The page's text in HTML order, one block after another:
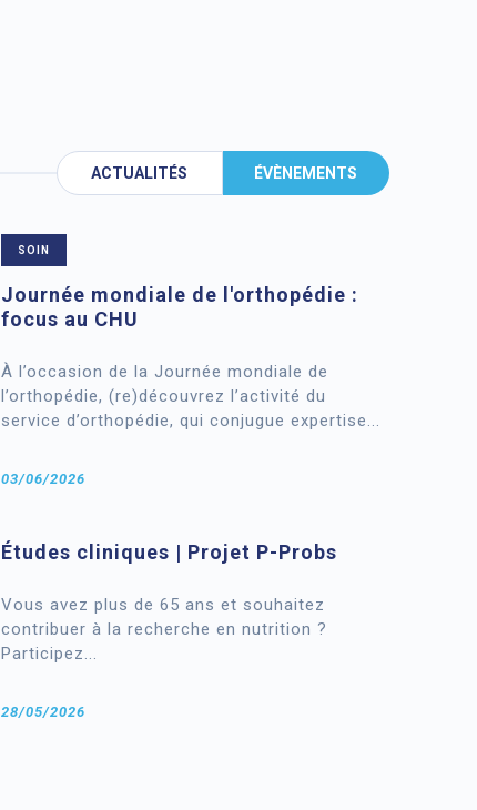
ACTUALITÉS ÉVÈNEMENTS
SOIN
Journée mondiale de l'orthopédie :
focus au CHU
À l’occasion de la Journée mondiale de
l’orthopédie, (re)découvrez l’activité du
service d’orthopédie, qui conjugue expertise...
03/06/2026
Études cliniques | Projet P-Probs
Vous avez plus de 65 ans et souhaitez
contribuer à la recherche en nutrition ?
Participez...
28/05/2026